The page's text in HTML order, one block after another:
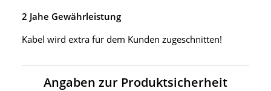
2 Jahe Gewährleistung
Kabel wird extra für dem Kunden zugeschnitten!
Angaben zur Produktsicherheit